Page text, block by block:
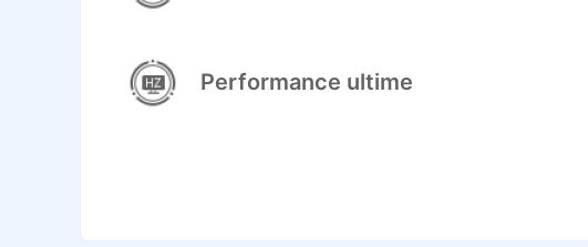
Performance ultime